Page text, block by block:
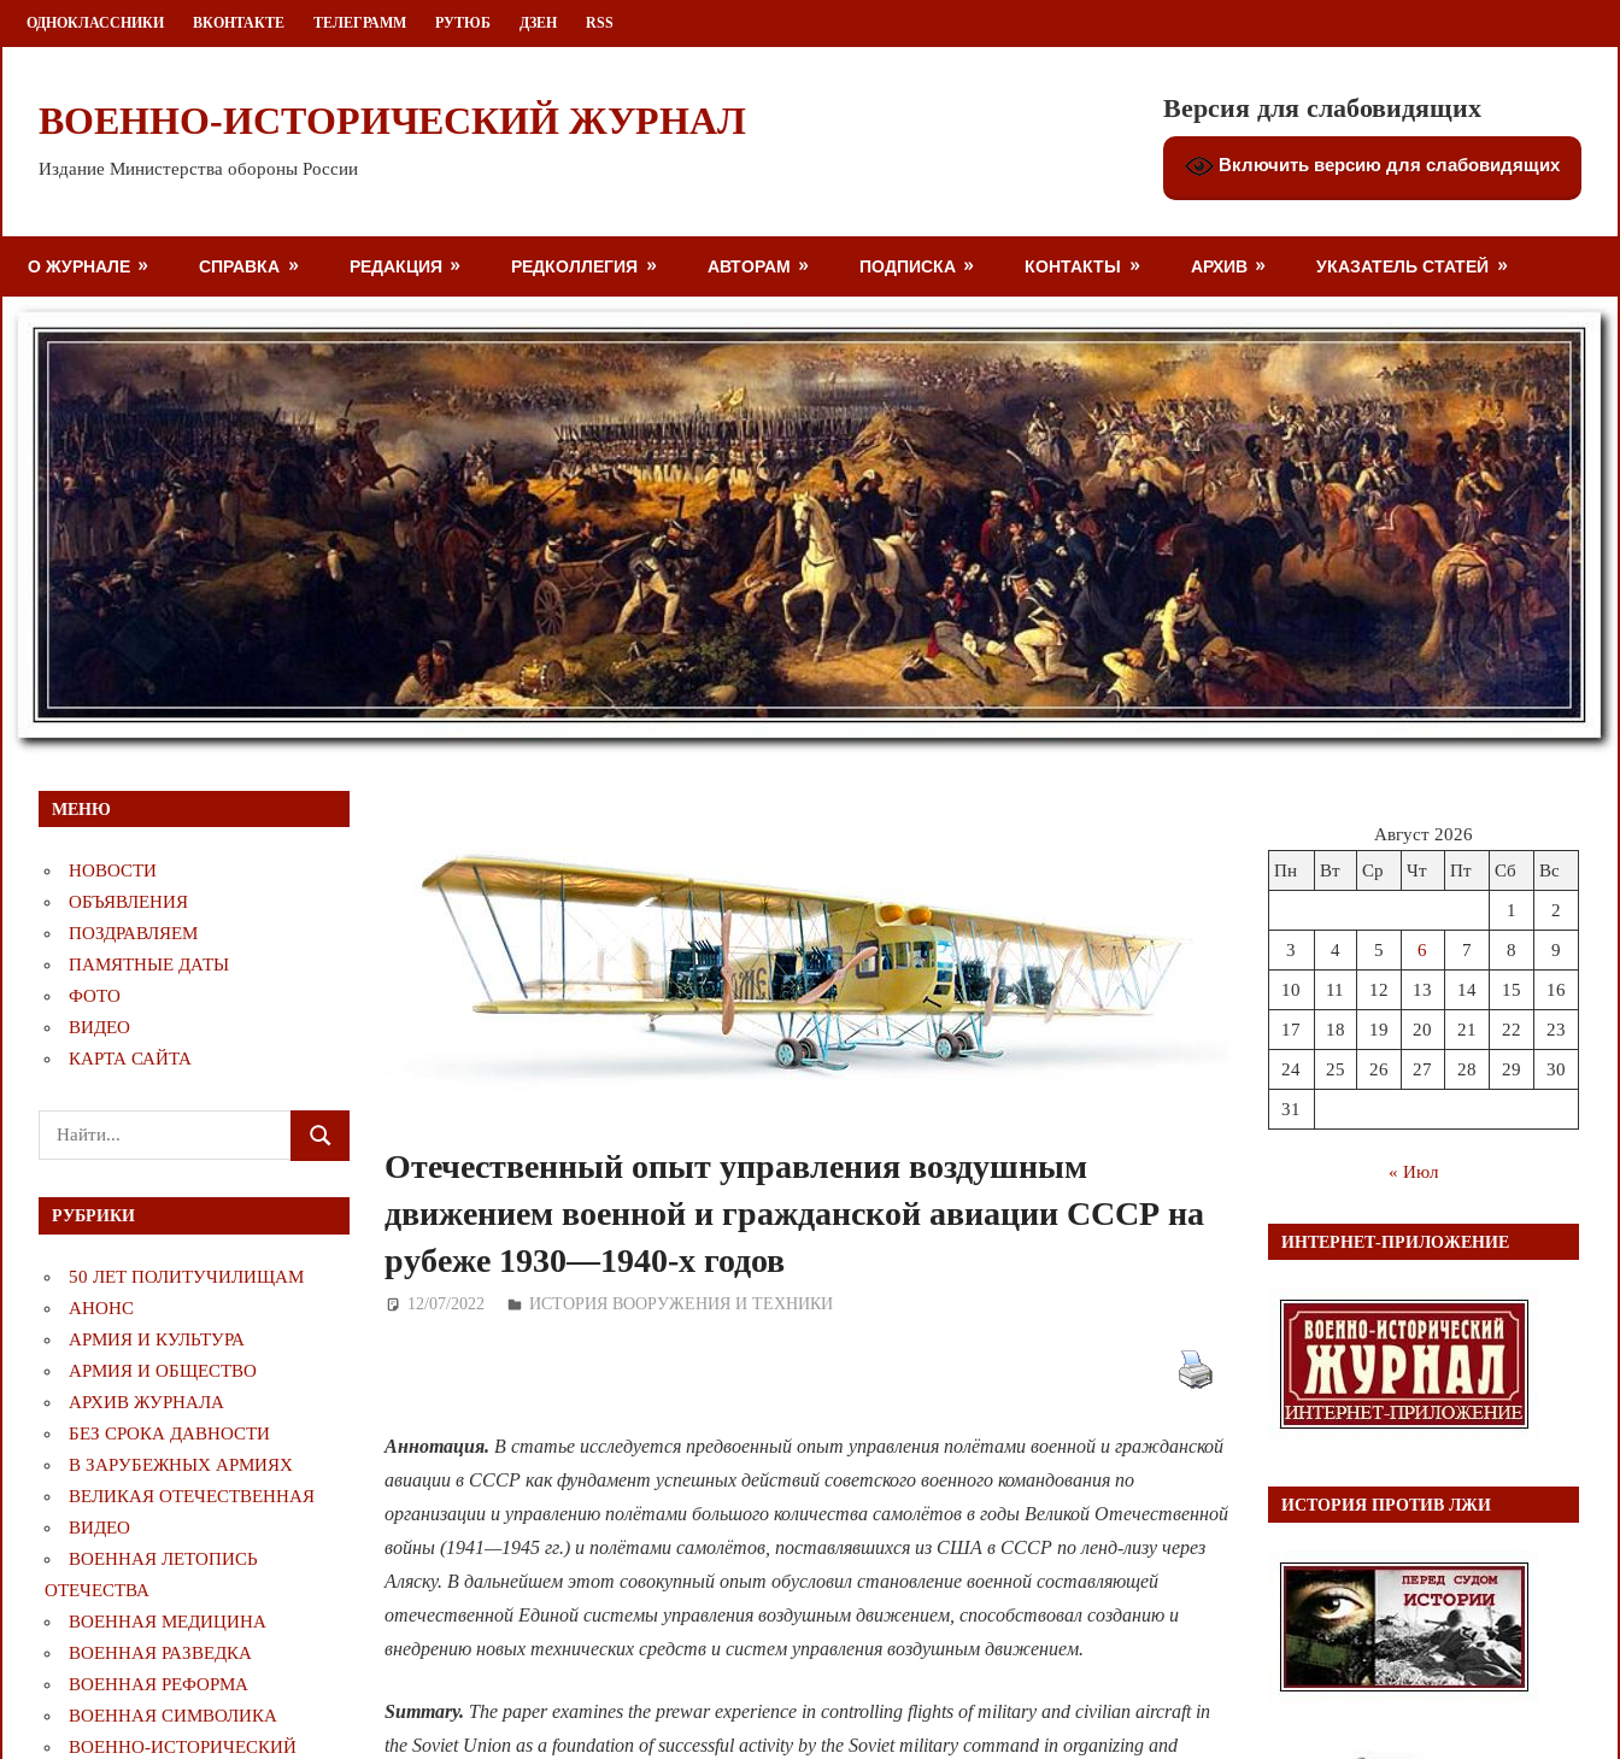
Перейти
к
ОДНОКЛАССНИКИ ВКОНТАКТЕ ТЕЛЕГРАММ РУТЮБ ДЗЕН RSS
ВОЕННО-ИСТОРИЧЕСКИЙ ЖУРНАЛ
Издание Министерства обороны России
Версия для слабовидящих
Включить версию для слабовидящих
О ЖУРНАЛЕ СПРАВКА РЕДАКЦИЯ РЕДКОЛЛЕГИЯ АВТОРАМ ПОДПИСКА КОНТАКТЫ АРХИВ УКАЗАТЕЛЬ СТАТЕЙ
Отечественный опыт управления воздушным
движением военной и гражданской авиации СССР на
рубеже 1930—1940-х годов
12/07/2022 Дежурный по Редакции
ИСТОРИЯ ВООРУЖЕНИЯ И ТЕХНИКИ
Аннотация. В статье исследуется предвоенный опыт управления полётами военной и гражданской
авиации в СССР как фундамент успешных действий советского военного командования по
организации и управлению полётами большого количества самолётов в годы Великой Отечественной
войны (1941—1945 гг.) и полётами самолётов, поставлявшихся из США в СССР по ленд-лизу через
Аляску. В дальнейшем этот совокупный опыт обусловил становление военной составляющей
отечественной Единой системы управления воздушным движением, способствовал созданию и
внедрению новых технических средств и систем управления воздушным движением.
Summary. The paper examines the prewar experience in controlling flights of military and civilian aircraft in
the Soviet Union as a foundation of successful activity by the Soviet military command in organizing and
МЕНЮ
НОВОСТИ
ОБЪЯВЛЕНИЯ
ПОЗДРАВЛЯЕМ
ПАМЯТНЫЕ ДАТЫ
ФОТО
ВИДЕО
КАРТА САЙТА
Поиск
для:
ПОИСК
РУБРИКИ
50 ЛЕТ ПОЛИТУЧИЛИЩАМ
АНОНС
АРМИЯ И КУЛЬТУРА
АРМИЯ И ОБЩЕСТВО
АРХИВ ЖУРНАЛА
БЕЗ СРОКА ДАВНОСТИ
В ЗАРУБЕЖНЫХ АРМИЯХ
ВЕЛИКАЯ ОТЕЧЕСТВЕННАЯ
ВИДЕО
ВОЕННАЯ ЛЕТОПИСЬ
ОТЕЧЕСТВА
ВОЕННАЯ МЕДИЦИНА
ВОЕННАЯ РАЗВЕДКА
ВОЕННАЯ РЕФОРМА
ВОЕННАЯ СИМВОЛИКА
ВОЕННО-ИСТОРИЧЕСКИЙ
Август 2026
Пн
Вт Ср Чт Пт Сб Вс
1 2
3 4 5 6 7 8 9
10 11 12 13 14 15 16
17 18 19 20 21 22 23
24 25 26 27 28 29 30
31
« Июл
ИНТЕРНЕТ-ПРИЛОЖЕНИЕ
ИСТОРИЯ ПРОТИВ ЛЖИ